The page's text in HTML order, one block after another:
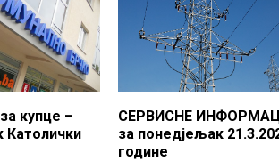
купце –
Католички
СЕРВИСНЕ
за понедјељак
године